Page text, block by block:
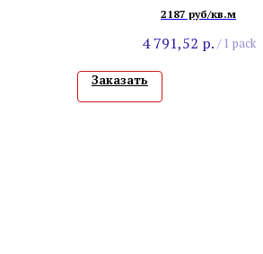
2187 руб/кв.м
4 791,52 р. / 1 pack
Заказать